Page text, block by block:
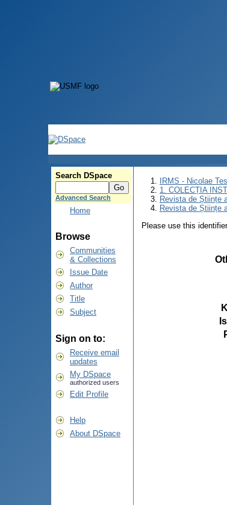
Search DSpace
Advanced Search
Home
Browse
Communities
& Collections
Issue Date
Author
Title
Subject
Sign on to:
Receive email
updates
My DSpace
authorized users
Edit Profile
Help
About DSpace
IRMS - Nicolae
1. COLECȚIA
Revista de Științe
Revista de Științe
Please use this